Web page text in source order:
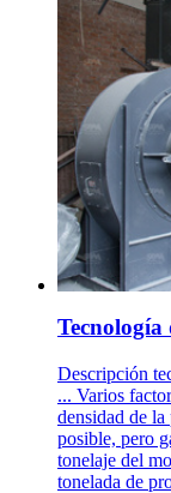
Tecnología
Descripción
... Varios
densidad de
posible, pero
tonelaje del
tonelada de